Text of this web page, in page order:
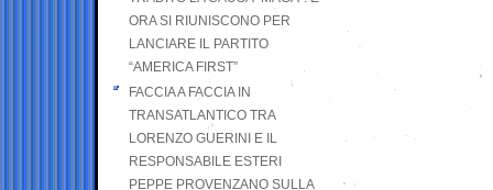
ORA SI RIUNISCONO PER
LANCIARE IL PARTITO
“AMERICA FIRST”
FACCIA A FACCIA IN
TRANSATLANTICO TRA
LORENZO GUERINI E IL
RESPONSABILE ESTERI
PEPPE PROVENZANO SULLA